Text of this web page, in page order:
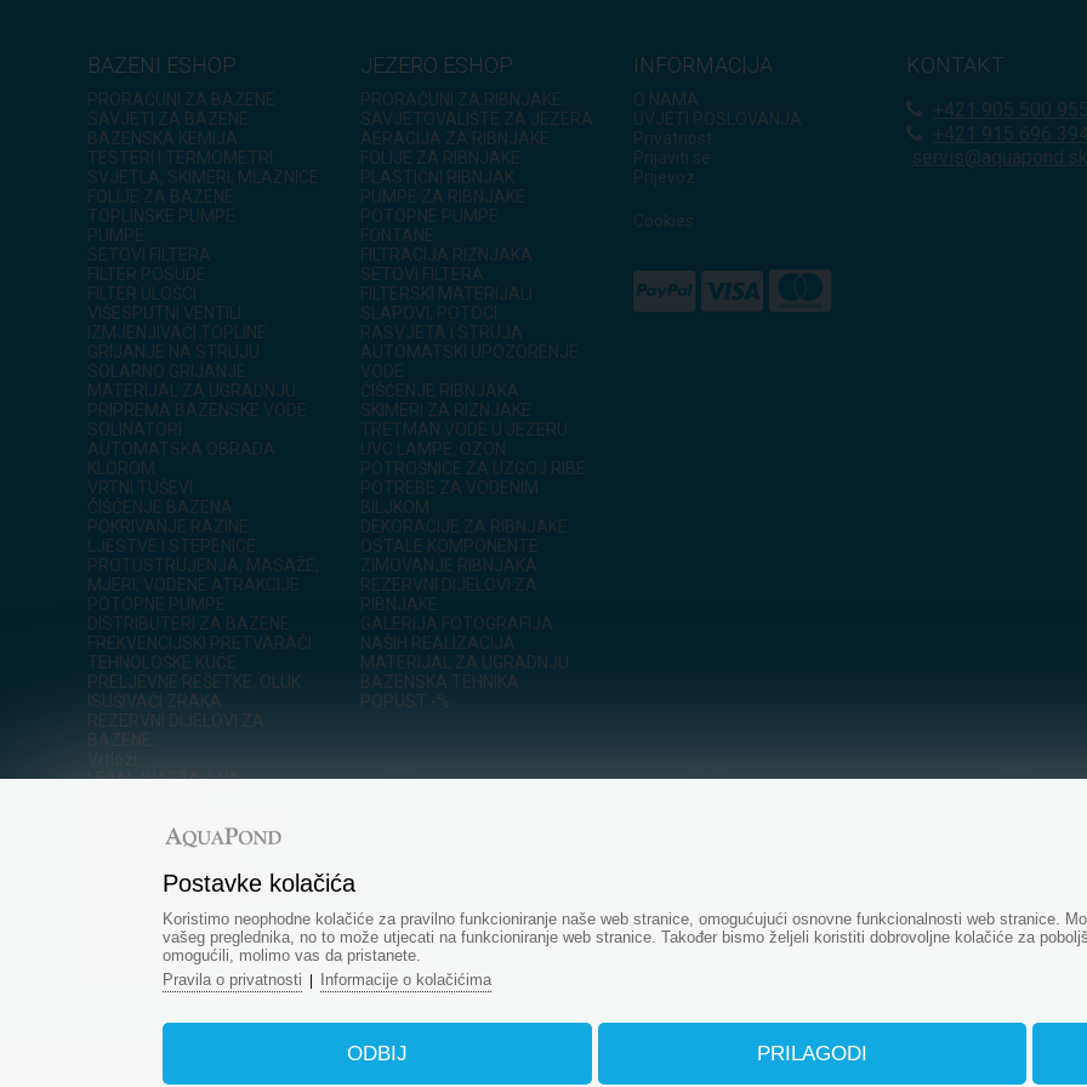
BAZENI ESHOP
PRORAČUNI ZA BAZENE
SAVJETI ZA BAZENE
BAZENSKA KEMIJA
TESTERI I TERMOMETRI
SVJETLA, SKIMERI, MLAZNICE
FOLIJE ZA BAZENE
TOPLINSKE PUMPE
PUMPE
SETOVI FILTERA
FILTER POSUDE
FILTER ULOŠCI
VIŠESPUTNI VENTILI
IZMJENJIVAČI TOPLINE
GRIJANJE NA STRUJU
SOLARNO GRIJANJE
MATERIJAL ZA UGRADNJU
PRIPREMA BAZENSKE VODE
SOLINATORI
AUTOMATSKA OBRADA
KLOROM
VRTNI TUŠEVI
ČIŠĆENJE BAZENA
POKRIVANJE RAZINE
LJESTVE I STEPENICE
PROTUSTRUJENJA, MASAŽE,
MJERI, VODENE ATRAKCIJE
POTOPNE PUMPE
DISTRIBUTERI ZA BAZENE
FREKVENCIJSKI PRETVARAČI
TEHNOLOŠKE KUĆE
PRELJEVNE REŠETKE, OLUK
ISUŠIVAČI ZRAKA
REZERVNI DIJELOVI ZA
BAZENE
Vrtlozi
LEŽALJI I LEŽAJI NA
SPAŠAVANJE ZA BAZENE
ZIMOVANJE BAZENA
GALERIJA FOTOGRAFIJA
NAŠIH REALIZACIJA
TEHNOLOGIJA RIBNJAKA
POPUST -%
RASPRODAJA
JEZERO ESHOP
PRORAČUNI ZA RIBNJAKE
SAVJETOVALIŠTE ZA JEZERA
AERACIJA ZA RIBNJAKE
FOLIJE ZA RIBNJAKE
PLASTIČNI RIBNJAK
PUMPE ZA RIBNJAKE
POTOPNE PUMPE
FONTANE
FILTRACIJA RIZNJAKA
SETOVI FILTERA
FILTERSKI MATERIJALI
SLAPOVI, POTOCI
RASVJETA i STRUJA
AUTOMATSKI UPOZORENJE
VODE
ČIŠĆENJE RIBNJAKA
SKIMERI ZA RIZNJAKE
TRETMAN VODE U JEZERU
UVC LAMPE, OZON
POTROŠNICE ZA UZGOJ RIBE
POTREBE ZA VODENIM
BILJKOM
DEKORACIJE ZA RIBNJAKE
OSTALE KOMPONENTE
ZIMOVANJE RIBNJAKA
REZERVNI DIJELOVI ZA
RIBNJAKE
GALERIJA FOTOGRAFIJA
NAŠIH REALIZACIJA
MATERIJAL ZA UGRADNJU
BAZENSKA TEHNIKA
POPUST -%
INFORMACIJA
O NAMA
UVJETI POSLOVANJA
Privatnost
Prijaviti se
Prijevoz
Cookies
KONTAKT
+421 905 500 955
+421 915 696
servis@aquapond.sk
© Sva prava pridržana - www.aquapond.hr
Postavke kolačića
Koristimo neophodne kolačiće za pravilno funkcioniranje naše web stranice, omogućujući osnovne funkcionalnosti web stranice.
vašeg preglednika, no to može utjecati na funkcioniranje web stranice. Također bismo željeli koristiti dobrovoljne kolačiće za
omogućili, molimo vas da pristanete.
Pravila o privatnosti
Informacije o kolačićima
PRILAGODI
ODBIJ